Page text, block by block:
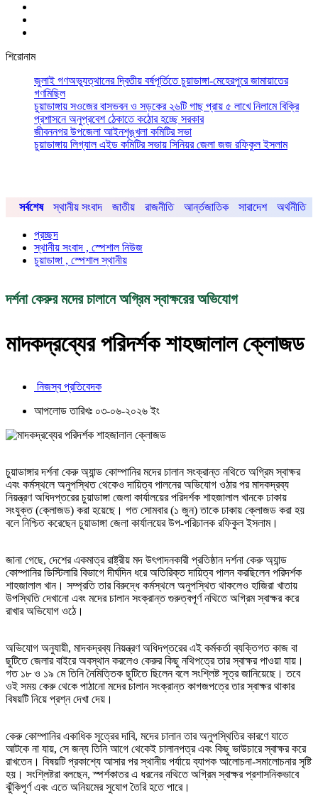
শিরোনাম
জুলাই গণঅভ্যুত্থানের দ্বিতীয় বর্ষপূর্তিতে চুয়াডাঙ্গা-মেহেরপুরে জামায়াতের
গণমিছিল
চুয়াডাঙ্গায় সওজের বাসভবন ও সড়কের ২৬টি গাছ প্রায় ৫ লাখে নিলামে বিক্রি
প্রশাসনে অনুপ্রবেশ ঠেকাতে কঠোর হচ্ছে সরকার
জীবননগর উপজেলা আইনশৃঙ্খলা কমিটির সভা
চুয়াডাঙ্গায় লিগ্যাল এইড কমিটির সভায় সিনিয়র জেলা জজ রফিকুল ইসলাম
সর্বশেষ স্থানীয় সংবাদ জাতীয় রাজনীতি আর্ন্তজাতিক সারাদেশ অর্থনীতি
প্রচ্ছদ
স্থানীয় সংবাদ , স্পেশাল নিউজ
চুয়াডাঙ্গা , স্পেশাল স্থানীয়
দর্শনা কেরুর মদের চালানে অগ্রিম স্বাক্ষরের অভিযোগ
মাদকদ্রব্যের পরিদর্শক শাহজালাল ক্লোজড
নিজস্ব প্রতিবেদক
আপলোড তারিখঃ ০৩-০৬-২০২৬ ইং
চুয়াডাঙ্গার দর্শনা কেরু অ্যান্ড কোম্পানির মদের চালান সংক্রান্ত নথিতে অগ্রিম স্বাক্ষর
এবং কর্মস্থলে অনুপস্থিত থেকেও দায়িত্ব পালনের অভিযোগ ওঠার পর মাদকদ্রব্য
নিয়ন্ত্রণ অধিদপ্তরের চুয়াডাঙ্গা জেলা কার্যালয়ের পরিদর্শক শাহজালাল খানকে ঢাকায়
সংযুক্ত (ক্লোজড) করা হয়েছে। গত সোমবার (১ জুন) তাকে ঢাকায় ক্লোজড করা হয়
বলে নিশ্চিত করেছেন চুয়াডাঙ্গা জেলা কার্যালয়ের উপ-পরিচালক রফিকুল ইসলাম।
জানা গেছে, দেশের একমাত্র রাষ্ট্রীয় মদ উৎপাদনকারী প্রতিষ্ঠান দর্শনা কেরু অ্যান্ড
কোম্পানির ডিস্টিলারি বিভাগে দীর্ঘদিন ধরে অতিরিক্ত দায়িত্ব পালন করছিলেন পরিদর্শক
শাহজালাল খান। সম্প্রতি তার বিরুদ্ধে কর্মস্থলে অনুপস্থিত থাকলেও হাজিরা খাতায়
উপস্থিতি দেখানো এবং মদের চালান সংক্রান্ত গুরুত্বপূর্ণ নথিতে অগ্রিম স্বাক্ষর করে
রাখার অভিযোগ ওঠে।
অভিযোগ অনুযায়ী, মাদকদ্রব্য নিয়ন্ত্রণ অধিদপ্তরের এই কর্মকর্তা ব্যক্তিগত কাজ বা
ছুটিতে জেলার বাইরে অবস্থান করলেও কেরুর কিছু নথিপত্রে তার স্বাক্ষর পাওয়া যায়।
গত ১৮ ও ১৯ মে তিনি নৈমিত্তিক ছুটিতে ছিলেন বলে সংশ্লিষ্ট সূত্র জানিয়েছে। তবে
ওই সময় কেরু থেকে পাঠানো মদের চালান সংক্রান্ত কাগজপত্রে তার স্বাক্ষর থাকার
বিষয়টি নিয়ে প্রশ্ন দেখা দেয়।
কেরু কোম্পানির একাধিক সূত্রের দাবি, মদের চালান তার অনুপস্থিতির কারণে যাতে
আটকে না যায়, সে জন্য তিনি আগে থেকেই চালানপত্র এবং কিছু ভাউচারে স্বাক্ষর করে
রাখতেন। বিষয়টি প্রকাশ্যে আসার পর স্থানীয় পর্যায়ে ব্যাপক আলোচনা-সমালোচনার সৃষ্টি
হয়। সংশ্লিষ্টরা বলছেন, স্পর্শকাতর এ ধরনের নথিতে অগ্রিম স্বাক্ষর প্রশাসনিকভাবে
ঝুঁকিপূর্ণ এবং এতে অনিয়মের সুযোগ তৈরি হতে পারে।